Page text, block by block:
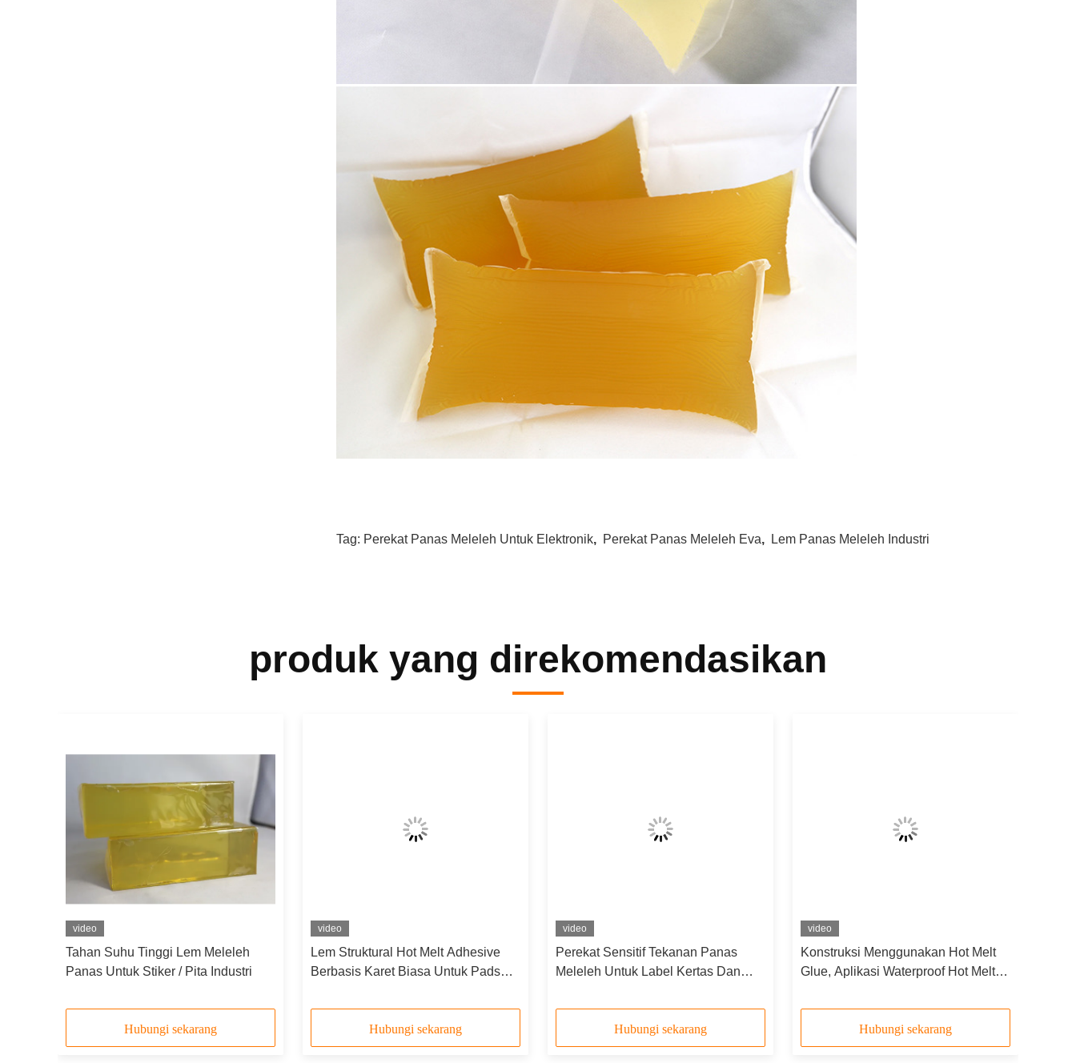
Tag: Perekat Panas Meleleh Untuk Elektronik, Perekat Panas Meleleh Eva, Lem Panas Meleleh Industri
produk yang direkomendasikan
video
Tahan Suhu Tinggi Lem Meleleh
Panas Untuk Stiker / Pita Industri
Hubungi sekarang
video
Lem Struktural Hot Melt Adhesive
Berbasis Karet Biasa Untuk Pads
Hubungi sekarang
video
Perekat Sensitif Tekanan Panas
Meleleh Untuk Label Kertas Dan
Hubungi sekarang
video
Konstruksi Menggunakan Hot Melt
Glue, Aplikasi Waterproof Hot Melt
Hubungi sekarang